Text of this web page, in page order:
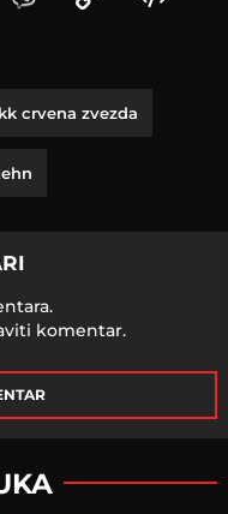
kk crvena zvezda
komentar.